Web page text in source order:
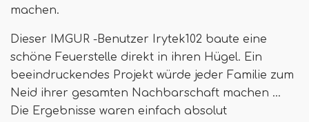
machen.
Dieser IMGUR -Benutzer Irytek102 baute eine
schöne Feuerstelle direkt in ihren Hügel. Ein
beeindruckendes Projekt würde jeder Familie zum
Neid ihrer gesamten Nachbarschaft machen ...
Die Ergebnisse waren einfach absolut